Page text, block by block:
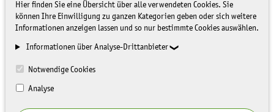
Hier finden Sie eine Übersicht über alle verwendeten Cookies. Sie
können Ihre Einwilligung zu ganzen Kategorien geben oder sich weitere
Informationen anzeigen lassen und so nur bestimmte Cookies auswählen.
Informationen über Analyse-Drittanbieter
Notwendige Cookies
Analyse
PRESSEMITTEILUNGEN